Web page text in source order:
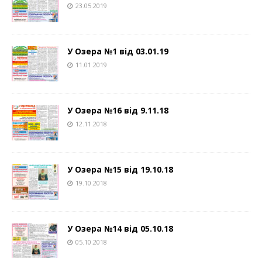
23.05.2019
У Озера №1 від 03.01.19
11.01.2019
У Озера №16 від 9.11.18
12.11.2018
У Озера №15 від 19.10.18
19.10.2018
У Озера №14 від 05.10.18
05.10.2018